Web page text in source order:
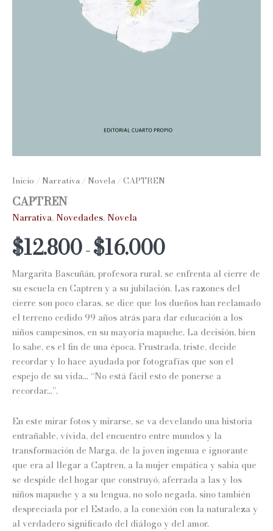
Inicio / Narrativa / Novela / CAPTREN
CAPTREN
Narrativa,Novedades,Novela
$12.800-$16.000Rango
precios:
desde
$12.800
hasta
$16.000
Margarita Bascuñán, profesora rural, se enfrenta al cierre de
su escuela en Captren y a su jubilación. Las razones del
cierre son poco claras, se dice que los dueños han reclamado
el terreno cedido 99 años atrás para dar educación a los
niños campesinos, en su mayoría mapuche. La decisión, bien
lo sabe, es el fin de una época. Frustrada, triste, decide
recordar y lo hace ayudada por fotografías que son el
espejo de su vida… “No está fácil esto de ponerse a
recordar…”.
En este mirar fotos y mirarse, se va develando una historia
entrañable, vívida, del encuentro entre mundos y la
transformación de Marga, de la joven ingenua e ignorante
que era al llegar a Captren, a la mujer empática y sabia que
se despide del hogar que construyó, aferrada a las y los
niños mapuche y a su lengua, no solo negada, sino también
despreciada por el Estado, a la conexión con la naturaleza y
al verdadero significado del diálogo y del amor.